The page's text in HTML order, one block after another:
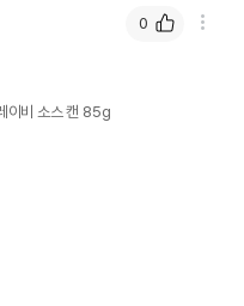
이비 소스 캔 85g
0